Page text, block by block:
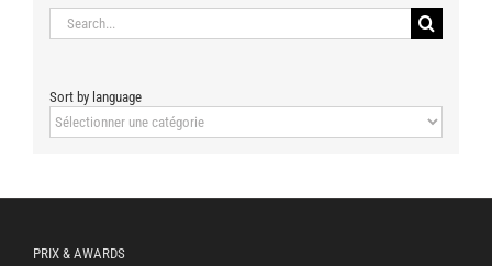
Search
for:
Sort by language
Sort
by
PRIX & AWARDS